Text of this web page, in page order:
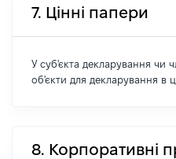
7. Цінні папери
У суб'єкта декларування чи
об'єкти для декларування в
8. Корпоративні